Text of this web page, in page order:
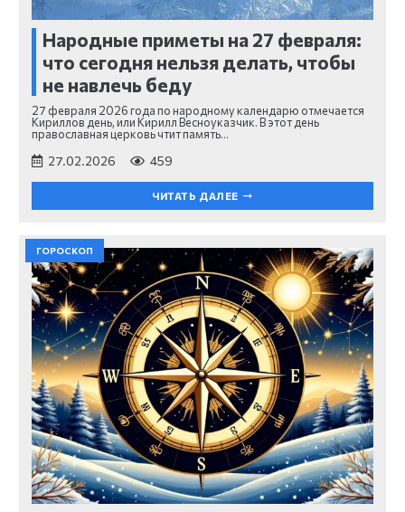
Народные приметы на 27 февраля:
что сегодня нельзя делать, чтобы
не навлечь беду
27 февраля 2026 года по народному календарю отмечается
Кириллов день, или Кирилл Весноуказчик. В этот день
православная церковь чтит память…
27.02.2026 459
ЧИТАТЬ ДАЛЕЕ
ГОРОСКОП